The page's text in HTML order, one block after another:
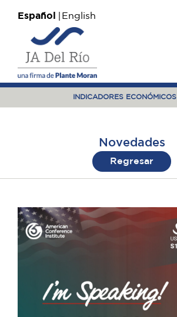
Español English
INDICADORES ECONÓMICOS
Novedades
Regresar